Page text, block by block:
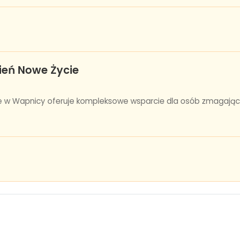
Nowe Życie
w Wapnicy oferuje kompleksowe wsparcie dla osób